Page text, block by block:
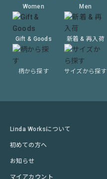
Women Men
Gift & Goods 新着 & 再入荷
柄から探す サイズから探す
Linda Worksについて
初めての方へ
お知らせ
マイアカウント